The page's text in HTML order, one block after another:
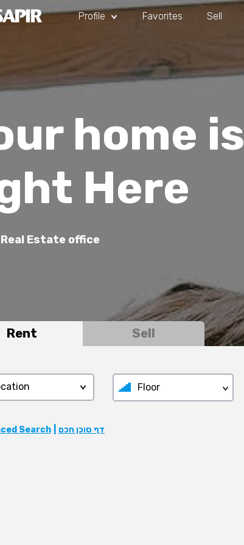
Profile Favorites Sell
home is
Here
Real Estate office
Rent Sell
Floor
Search דף סוכן חכם